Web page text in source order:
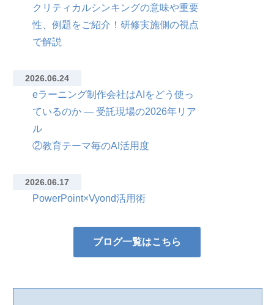
クリティカルシンキングの意味や重要
性、例題をご紹介！研修実施側の視点
で解説
2026.06.24
eラーニング制作会社はAIをどう使っ
ているのか — 受託現場の2026年リア
ル
②教育テーマ毎のAI活用度
2026.06.17
PowerPoint×Vyond活用術
ブログ一覧はこちら